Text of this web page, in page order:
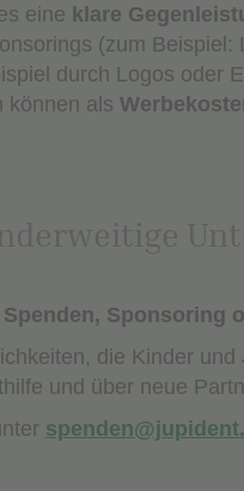
eine klare
(zum
durch Logos oder
können als
Spenden, Sponsoring
die Kinder
und über neue